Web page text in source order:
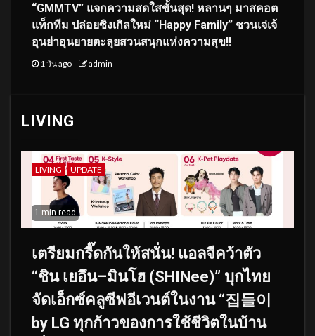
“GMMTV” แจกความสดใสขั้นสุด! หลานๆ มาสคอต
แท็กทีม ปล่อยซิงเกิลใหม่ “Happy Family” ชวนเจ่เจ้
อุนย่าอุนยายตะลุยสวนสนุกแห่งความสุข!!
1 วัน ago admin
LIVING
LIVING UPDATE
1 min read
เตรียมกรี๊ดกันให้สนั่น! แอลจีคว้าตัว
“ชิน เยอึน–มินโฮ (SHINee)” บุกไทย
จัดเอ็กซ์คลูซีฟอีเวนต์ในงาน “집들이
by LG ทุกก้าวของการใช้ชีวิตในบ้าน